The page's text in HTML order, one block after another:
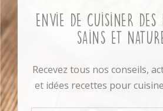
Envie de cuisiner des
sains et
Recevez tous nos conseils,
et idées recettes pour